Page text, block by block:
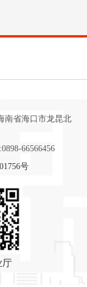
南省海口市龙昆北
66566456
号
厅